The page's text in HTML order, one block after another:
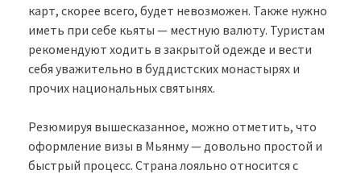
карт, скорее всего, будет невозможен. Также нужно
иметь при себе кьяты — местную валюту. Туристам
рекомендуют ходить в закрытой одежде и вести
себя уважительно в буддистских монастырях и
прочих национальных святынях.
Резюмируя вышесказанное, можно отметить, что
оформление визы в Мьянму — довольно простой и
быстрый процесс. Страна лояльно относится с